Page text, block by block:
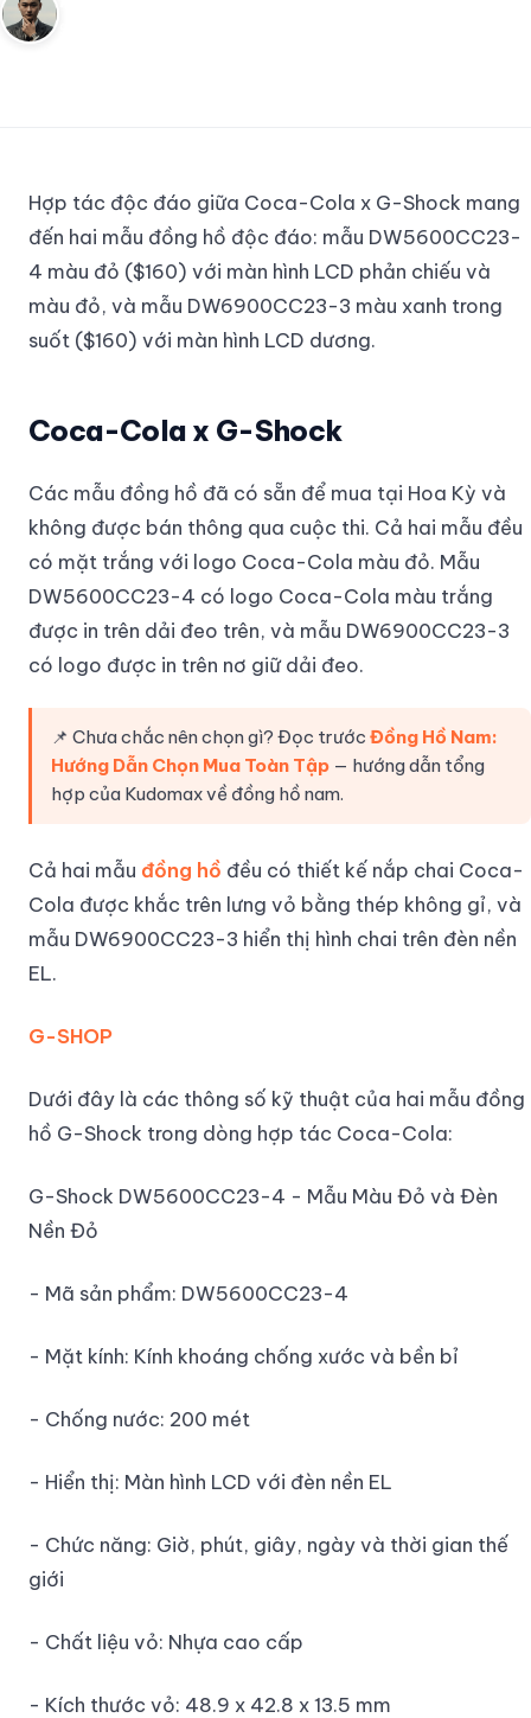
Hợp tác độc đáo giữa Coca-Cola x G-Shock mang
đến hai mẫu đồng hồ độc đáo: mẫu DW5600CC23-
4 màu đỏ ($160) với màn hình LCD phản chiếu và
màu đỏ, và mẫu DW6900CC23-3 màu xanh trong
suốt ($160) với màn hình LCD dương.
Coca-Cola x G-Shock
Các mẫu đồng hồ đã có sẵn để mua tại Hoa Kỳ và
không được bán thông qua cuộc thi. Cả hai mẫu đều
có mặt trắng với logo Coca-Cola màu đỏ. Mẫu
DW5600CC23-4 có logo Coca-Cola màu trắng
được in trên dải đeo trên, và mẫu DW6900CC23-3
có logo được in trên nơ giữ dải đeo.
📌 Chưa chắc nên chọn gì? Đọc trước Đồng Hồ Nam:
Hướng Dẫn Chọn Mua Toàn Tập — hướng dẫn tổng
hợp của Kudomax về đồng hồ nam.
Cả hai mẫu đồng hồ đều có thiết kế nắp chai Coca-
Cola được khắc trên lưng vỏ bằng thép không gỉ, và
mẫu DW6900CC23-3 hiển thị hình chai trên đèn nền
EL.
G-SHOP
Dưới đây là các thông số kỹ thuật của hai mẫu đồng
hồ G-Shock trong dòng hợp tác Coca-Cola:
G-Shock DW5600CC23-4 - Mẫu Màu Đỏ và Đèn
Nền Đỏ
- Mã sản phẩm: DW5600CC23-4
- Mặt kính: Kính khoáng chống xước và bền bỉ
- Chống nước: 200 mét
- Hiển thị: Màn hình LCD với đèn nền EL
- Chức năng: Giờ, phút, giây, ngày và thời gian thế
giới
- Chất liệu vỏ: Nhựa cao cấp
- Kích thước vỏ: 48.9 x 42.8 x 13.5 mm